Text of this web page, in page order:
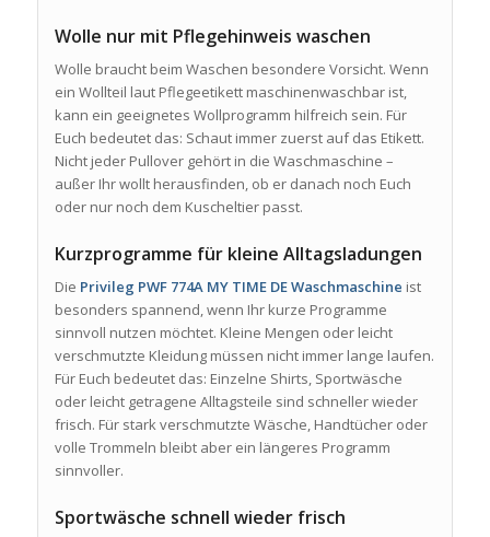
Wolle nur mit Pflegehinweis waschen
Wolle braucht beim Waschen besondere Vorsicht. Wenn
ein Wollteil laut Pflegeetikett maschinenwaschbar ist,
kann ein geeignetes Wollprogramm hilfreich sein. Für
Euch bedeutet das: Schaut immer zuerst auf das Etikett.
Nicht jeder Pullover gehört in die Waschmaschine –
außer Ihr wollt herausfinden, ob er danach noch Euch
oder nur noch dem Kuscheltier passt.
Kurzprogramme für kleine Alltagsladungen
Die Privileg PWF 774A MY TIME DE Waschmaschine ist
besonders spannend, wenn Ihr kurze Programme
sinnvoll nutzen möchtet. Kleine Mengen oder leicht
verschmutzte Kleidung müssen nicht immer lange laufen.
Für Euch bedeutet das: Einzelne Shirts, Sportwäsche
oder leicht getragene Alltagsteile sind schneller wieder
frisch. Für stark verschmutzte Wäsche, Handtücher oder
volle Trommeln bleibt aber ein längeres Programm
sinnvoller.
Sportwäsche schnell wieder frisch